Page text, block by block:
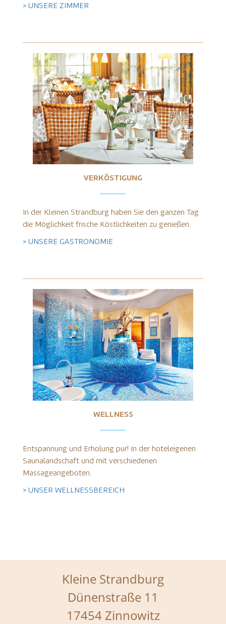
> UNSERE ZIMMER
VERKÖSTIGUNG
In der Kleinen Strandburg haben Sie den ganzen Tag
die Möglichkeit frische Köstlichkeiten zu genießen.
> UNSERE GASTRONOMIE
WELLNESS
Entspannung und Erholung pur! In der hoteleigenen
Saunalandschaft und mit verschiedenen
Massageangeboten.
> UNSER WELLNESSBEREICH
Kleine Strandburg
Dünenstraße 11
17454 Zinnowitz